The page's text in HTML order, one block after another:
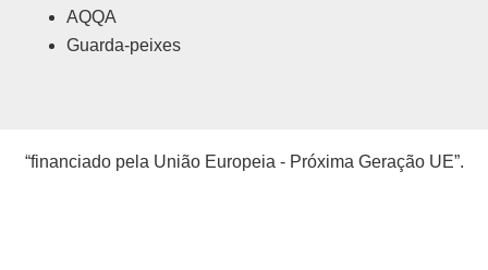
AQQA
Guarda-peixes
“financiado pela União Europeia - Próxima Geração UE”.